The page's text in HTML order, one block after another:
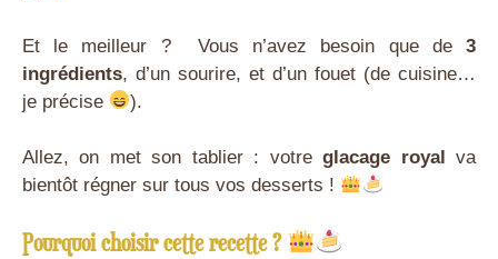
Et le meilleur ? Vous n’avez besoin que de 3
ingrédients, d’un sourire, et d’un fouet (de cuisine…
je précise
).
Allez, on met son tablier : votreglacage royal va
bientôt régner sur tous vos desserts !
Pourquoi choisir cette recette ?